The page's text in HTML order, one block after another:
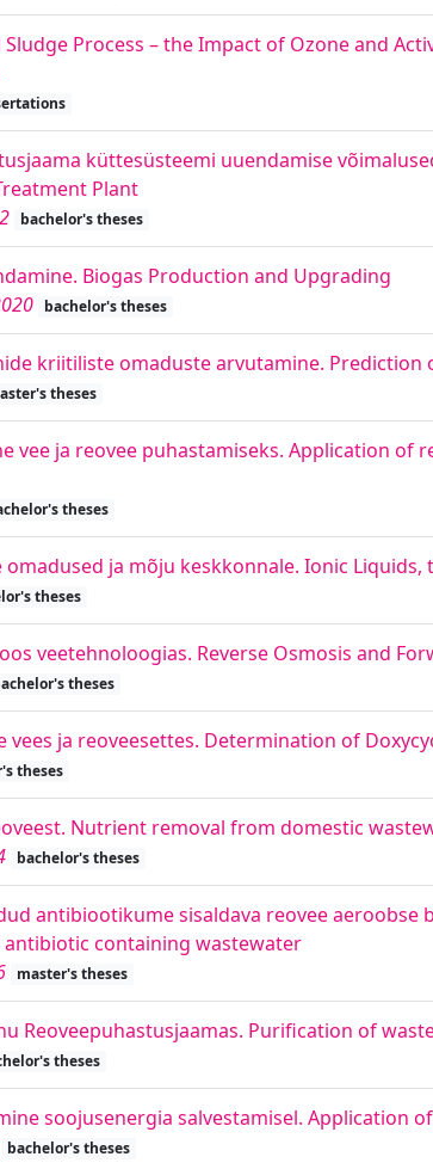
Process – the Impact of Ozone and
küttesüsteemi uuendamise
Plant
bachelor's theses
Biogas Production and Upgrading
bachelor's theses
kriitiliste omaduste arvutamine.
theses
vee ja reovee puhastamiseks. Application of
theses
ja mõju keskkonnale. Ionic
theses
veetehnoloogias. Reverse Osmosis and
theses
ja reoveesettes. Determination of
theses
Nutrient removal from domestic
bachelor's theses
antibiootikume sisaldava reovee
containing wastewater
master's theses
Reoveepuhastusjaamas. Purification of
theses
soojusenergia salvestamisel. Application
bachelor's theses